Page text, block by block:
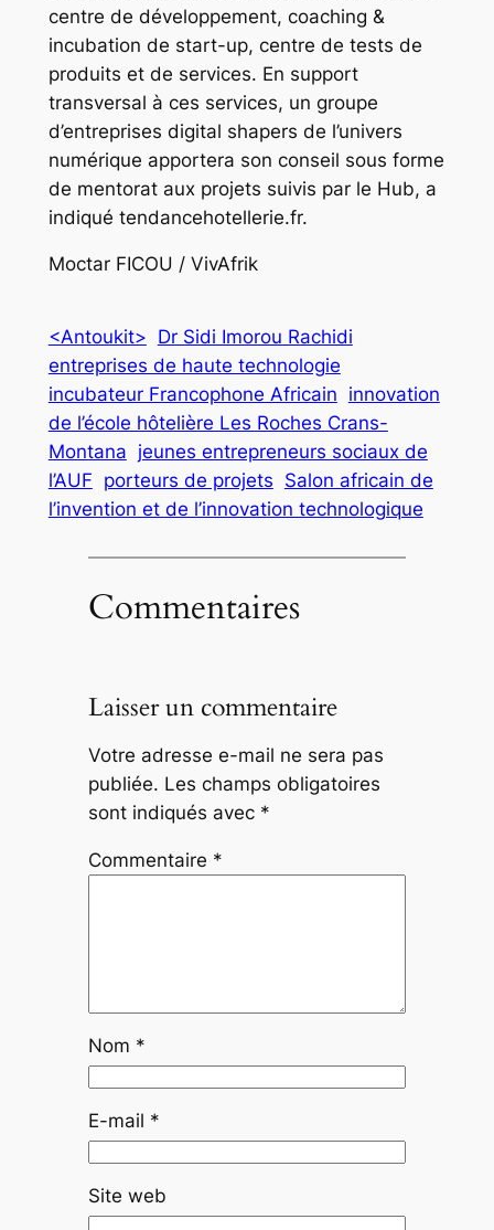
centre de développement, coaching &
incubation de start-up, centre de tests de
produits et de services. En support
transversal à ces services, un groupe
d’entreprises digital shapers de l’univers
numérique apportera son conseil sous forme
de mentorat aux projets suivis par le Hub, a
indiqué tendancehotellerie.fr.
Moctar FICOU / VivAfrik
<Antoukit> Dr Sidi Imorou Rachidi
entreprises de haute technologie
incubateur Francophone Africain innovation
de l’école hôtelière Les Roches Crans-
Montana jeunes entrepreneurs sociaux de
l’AUF porteurs de projets Salon africain de
l’invention et de l’innovation technologique
Commentaires
Laisser un commentaire
Votre adresse e-mail ne sera pas
publiée. Les champs obligatoires
sont indiqués avec *
Commentaire *
Nom *
E-mail *
Site web